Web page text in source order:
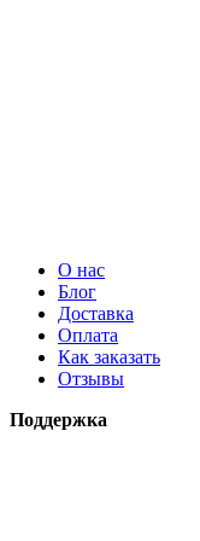
О нас
Блог
Доставка
Оплата
Как заказать
Отзывы
Поддержка